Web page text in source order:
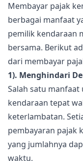
Membayar pajak
berbagai manfaat
pemilik kendaraan
bersama. Berikut
dari membayar
1). Menghindari
Salah satu
kendaraan tepat
keterlambatan.
pembayaran pajak
yang jumlahnya
waktu.